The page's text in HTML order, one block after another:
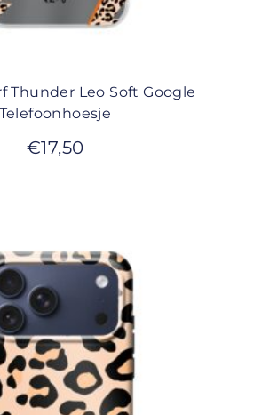
Thunder Leo Soft Google
Telefoonhoesje
€17,50